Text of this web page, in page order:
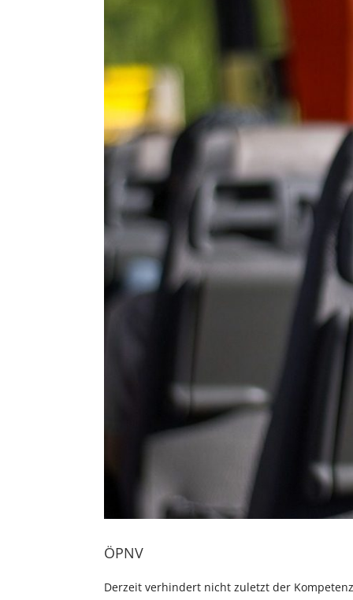
ÖPNV
Derzeit verhindert nicht zuletzt der